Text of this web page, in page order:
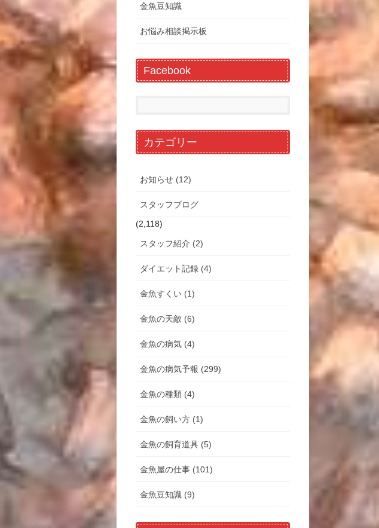
金魚豆知識
お悩み相談掲示板
Facebook
カテゴリー
お知らせ (12)
スタッフブログ
(2,118)
スタッフ紹介 (2)
ダイエット記録 (4)
金魚すくい (1)
金魚の天敵 (6)
金魚の病気 (4)
金魚の病気予報 (299)
金魚の種類 (4)
金魚の飼い方 (1)
金魚の飼育道具 (5)
金魚屋の仕事 (101)
金魚豆知識 (9)